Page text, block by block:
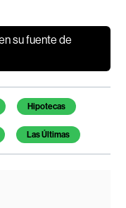
su fuente de
Hipotecas
Las Últimas